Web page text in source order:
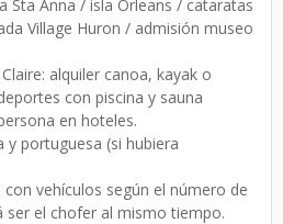
Sta Anna / isla Orleans / cataratas
Village Huron / admisión museo
alquiler canoa, kayak o
con piscina y sauna
en hoteles.
y portuguesa (si hubiera
vehículos según el número de
ser el chofer al mismo tiempo.